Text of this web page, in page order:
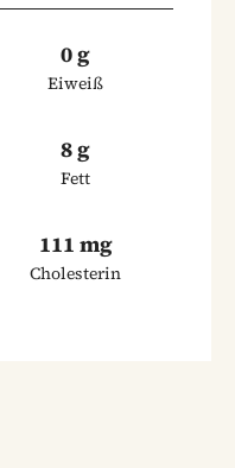
0 g
Eiweiß
8 g
Fett
111 mg
Cholesterin